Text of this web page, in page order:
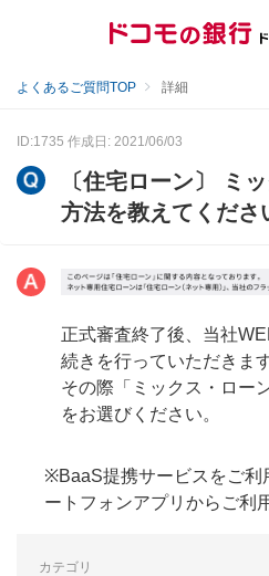
よくあるご質問TOP 詳細
ID:1735 作成日: 2021/06/03
〔住宅ローン〕 ミ
方法を教えてくださ
正式審査終了後、当社
続きを行っていただきます
その際「ミックス・ロー
をお選びください。
※BaaS提携サービスをご利
ートフォンアプリからご利
カテゴリ